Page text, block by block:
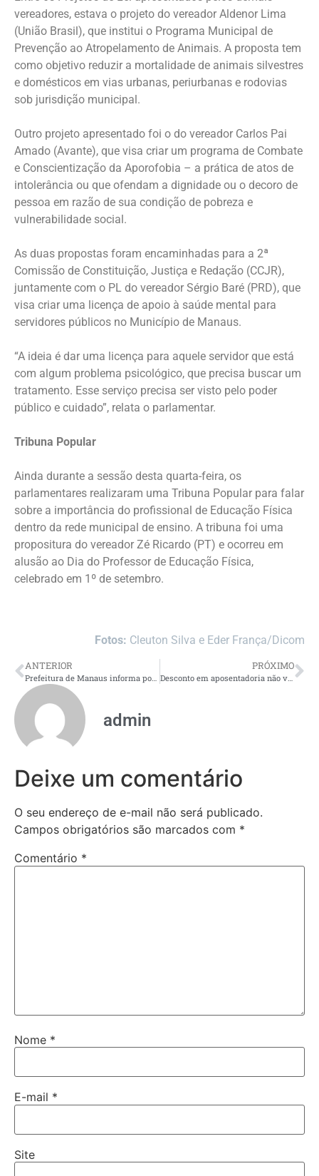
vereadores, estava o projeto do vereador Aldenor Lima
(União Brasil), que institui o Programa Municipal de
Prevenção ao Atropelamento de Animais. A proposta tem
como objetivo reduzir a mortalidade de animais silvestres
e domésticos em vias urbanas, periurbanas e rodovias
sob jurisdição municipal.
Outro projeto apresentado foi o do vereador Carlos Pai
Amado (Avante), que visa criar um programa de Combate
e Conscientização da Aporofobia – a prática de atos de
intolerância ou que ofendam a dignidade ou o decoro de
pessoa em razão de sua condição de pobreza e
vulnerabilidade social.
As duas propostas foram encaminhadas para a 2ª
Comissão de Constituição, Justiça e Redação (CCJR),
juntamente com o PL do vereador Sérgio Baré (PRD), que
visa criar uma licença de apoio à saúde mental para
servidores públicos no Município de Manaus.
“A ideia é dar uma licença para aquele servidor que está
com algum problema psicológico, que precisa buscar um
tratamento. Esse serviço precisa ser visto pelo poder
público e cuidado”, relata o parlamentar.
Tribuna Popular
Ainda durante a sessão desta quarta-feira, os
parlamentares realizaram uma Tribuna Popular para falar
sobre a importância do profissional de Educação Física
dentro da rede municipal de ensino. A tribuna foi uma
propositura do vereador Zé Ricardo (PT) e ocorreu em
alusão ao Dia do Professor de Educação Física,
celebrado em 1º de setembro.
Fotos: Cleuton Silva e Eder França/Dicom
ANTERIOR
Prefeitura de Manaus informa população sobre teste do sistema ‘Defesa Civil Alerta’ neste sábado
PRÓXIMO
Desconto em aposentadoria não voltará a ser autorizado, diz ministro
admin
Deixe um comentário
O seu endereço de e-mail não será publicado.
Campos obrigatórios são marcados com *
Comentário *
Nome *
E-mail *
Site